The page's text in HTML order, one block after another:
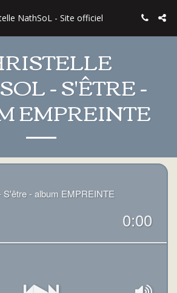
NathSoL - Site officiel
- S'ÊTRE -
EMPREINTE